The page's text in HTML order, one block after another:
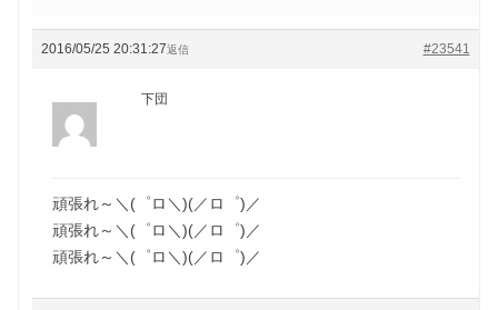
2016/05/25 20:31:27 #23541
返信
下団
頑張れ～＼(゜ロ＼)(／ロ゜)／
頑張れ～＼(゜ロ＼)(／ロ゜)／
頑張れ～＼(゜ロ＼)(／ロ゜)／